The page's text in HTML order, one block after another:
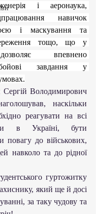
і аеронаука,
навичок
і маскування та
тощо, що у
впевнено
завдання у
наскільки
реагувати на всі
в Україні, бути
повагу до військових,
навколо та до рідної
який ще й досі
за таку чудову та